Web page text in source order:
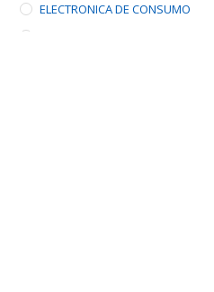
ELECTRONICA DE CONSUMO